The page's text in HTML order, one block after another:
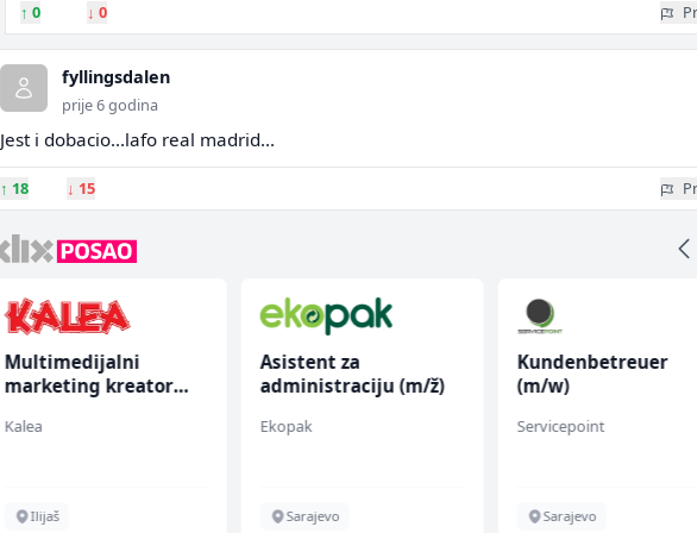
↑ 0 ↓ 0
fyllingsdalen
prije 6 godina
Jest i dobacio...lafo real madrid...
↑ 18 ↓ 15
Multimedijalni
marketing kreator
Kalea
Ilijaš
Asistent za
administraciju (m/ž)
Ekopak
Sarajevo
Kundenbetreuer
(m/w)
Servicepoint
Sarajevo